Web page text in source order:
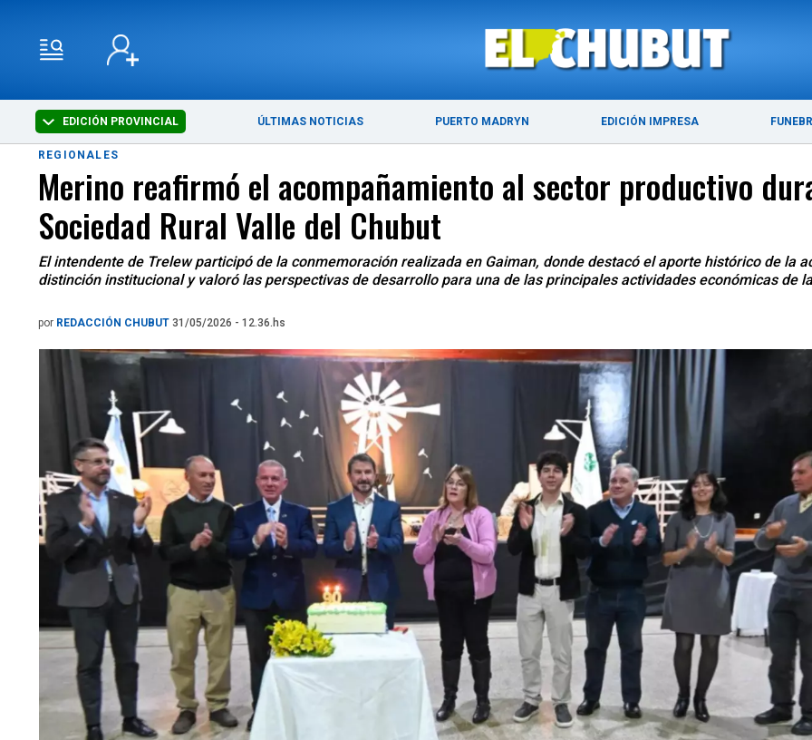
EDICIÓN PROVINCIAL ÚLTIMAS NOTICIAS PUERTO MADRYN EDICIÓN IMPRESA
ÚLTIMAS NOTICIAS PUERTO MADRYN
REGIONALES
Merino reafirmó el acompañamiento al sector productivo
Sociedad Rural Valle del Chubut
El intendente de Trelew participó de la conmemoración realizada en Gaiman, donde destacó el aporte histórico de la
distinción institucional y valoró las perspectivas de desarrollo para una de las principales actividades económicas de
por REDACCIÓN CHUBUT 31/05/2026 - 12.36.hs